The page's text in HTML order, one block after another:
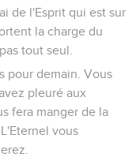
de l'Esprit qui est sur
la charge du
tout seul.
pour demain. Vous
pleuré aux
fera manger de la
vous